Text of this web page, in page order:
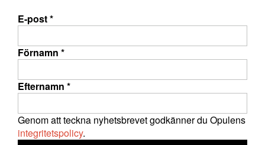
E-post*
Förnamn *
Efternamn *
Genom att teckna nyhetsbrevet godkänner du Opulens
integritetspolicy.